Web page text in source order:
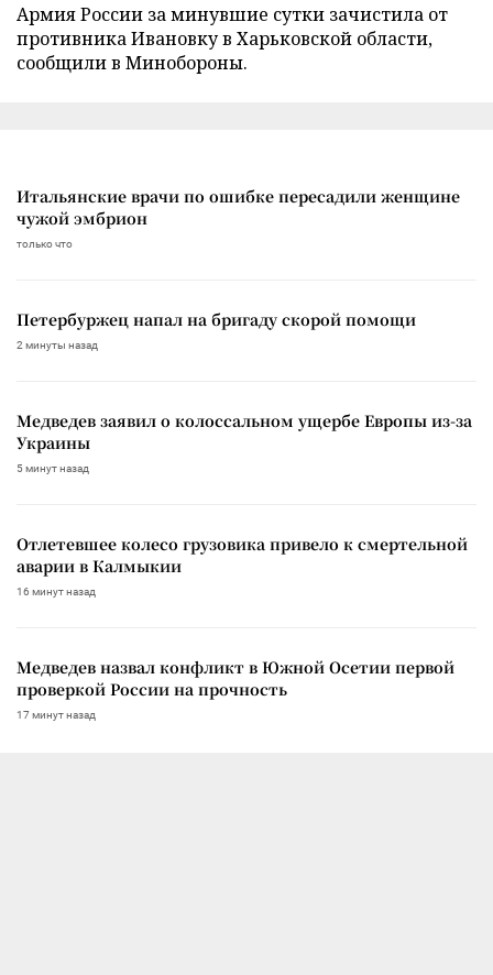
Армия России за минувшие сутки зачистила от
противника Ивановку в Харьковской области,
сообщили в Минобороны.
Итальянские врачи по ошибке пересадили женщине
чужой эмбрион
только что
Петербуржец напал на бригаду скорой помощи
2 минуты назад
Медведев заявил о колоссальном ущербе Европы из-за
Украины
5 минут назад
Отлетевшее колесо грузовика привело к смертельной
аварии в Калмыкии
16 минут назад
Медведев назвал конфликт в Южной Осетии первой
проверкой России на прочность
17 минут назад